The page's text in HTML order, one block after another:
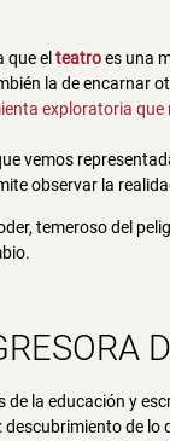
que elteatro es una
la de encarnar
exploratoria
vemos
observar la
temeroso del
de la educación y
de lo